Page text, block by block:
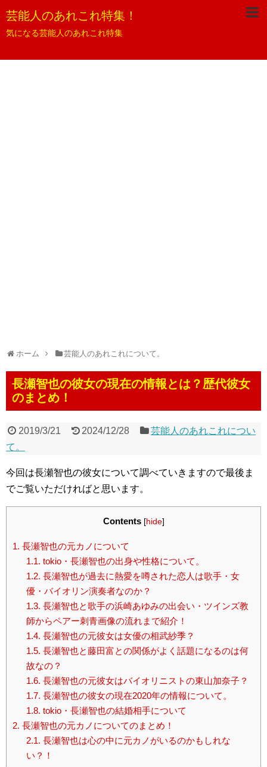
芸能人のあれこれ特集！
気になる芸能人のあれこれ特集
ホーム 芸能人のあれこれについて。
長瀬智也の彼女の現在の情報とは？歴代彼女
のまとめ！
2019/3/21 2024/12/28
芸能人のあれこれについ
て。
今回は長瀬智也の彼女について調べていきますので最後ま
でご覧いただければと思います。
Contents [hide]
1. 長瀬智也の元カノについて
1.1. tokio・長瀬智也の出身や性格について。
1.2. 長瀬智也が過去に熱愛を噂された恋人は歌手・女
優・バイオリン演奏者なのか？
1.3. 長瀬智也と歌手の浜崎あゆみの出会い・ツインズ教
師からペアー刺青画像の流れまで紹介！
1.4. 長瀬智也の元彼女は女優の相武紗季？
1.5. 長瀬智也と藤田富との関係がよく話題になるのは何
故なの？
1.6. 長瀬智也の元彼女はバイオリニストの東山加奈子？
1.7. 長瀬智也の彼女の現在2020年の情報について。
1.8. tokio・長瀬智也の結婚相手について
2. 長瀬智也の元カノについてのまとめ！
2.1. 長瀬智也は心の中に元カノがいるのかもしれな
い？！